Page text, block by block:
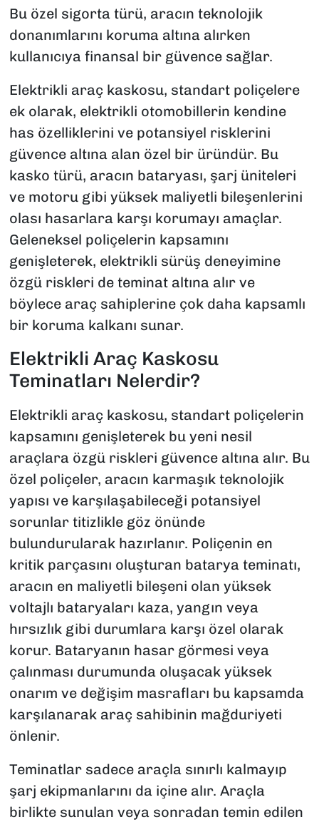
Bu özel sigorta türü, aracın teknolojik
donanımlarını koruma altına alırken
kullanıcıya finansal bir güvence sağlar.
Elektrikli araç kaskosu, standart poliçelere
ek olarak, elektrikli otomobillerin kendine
has özelliklerini ve potansiyel risklerini
güvence altına alan özel bir üründür. Bu
kasko türü, aracın bataryası, şarj üniteleri
ve motoru gibi yüksek maliyetli bileşenlerini
olası hasarlara karşı korumayı amaçlar.
Geleneksel poliçelerin kapsamını
genişleterek, elektrikli sürüş deneyimine
özgü riskleri de teminat altına alır ve
böylece araç sahiplerine çok daha kapsamlı
bir koruma kalkanı sunar.
Elektrikli Araç Kaskosu
Teminatları Nelerdir?
Elektrikli araç kaskosu, standart poliçelerin
kapsamını genişleterek bu yeni nesil
araçlara özgü riskleri güvence altına alır. Bu
özel poliçeler, aracın karmaşık teknolojik
yapısı ve karşılaşabileceği potansiyel
sorunlar titizlikle göz önünde
bulundurularak hazırlanır. Poliçenin en
kritik parçasını oluşturan batarya teminatı,
aracın en maliyetli bileşeni olan yüksek
voltajlı bataryaları kaza, yangın veya
hırsızlık gibi durumlara karşı özel olarak
korur. Bataryanın hasar görmesi veya
çalınması durumunda oluşacak yüksek
onarım ve değişim masrafları bu kapsamda
karşılanarak araç sahibinin mağduriyeti
önlenir.
Teminatlar sadece araçla sınırlı kalmayıp
şarj ekipmanlarını da içine alır. Araçla
birlikte sunulan veya sonradan temin edilen